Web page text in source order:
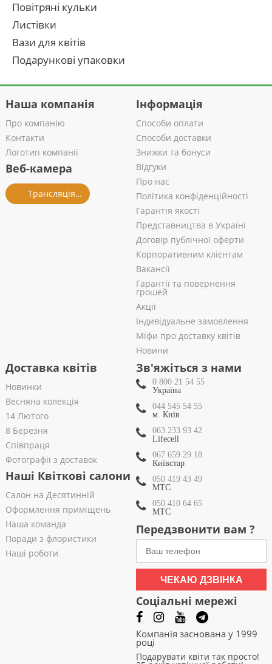
Повітряні кульки
Листівки
Вази для квітів
Подарункові упаковки
Наша компанія
Про компанію
Контакти
Логотип компанії
Веб-камера
Трансляція із салону
Інформація
Способи оплати
Способи доставки
Знижки та бонуси
Відгуки
Про нас
Політика конфіденційності
Гарантія якості
Представництва в Україні
Договір публічної оферти
Корпоративним клієнтам
Вакансії
Гарантії та повернення
грошей
Акції
Індивідуальне замовлення
Міфи про доставку квітів
Новини
Доставка квітів
Новинки
Весняна колекція
14 Лютого
8 Березня
Співпраця
Фотографії з доставок
Наші Квіткові салони
Салон на Десятинній
Оформлення приміщень
Наша команда
Поради з флористики
Наші роботи
Зв'яжіться з нами
0 800 21 54 55
Україна
044 545 54 55
м. Київ
063 233 93 42
Lifecell
067 659 29 18
Київстар
050 419 43 49
МТС
050 410 64 65
МТС
Передзвонити вам ?
ЧЕКАЮ ДЗВІНКА
Соціальні мережі
Компанія заснована у 1999
році
Подарувати квіти так просто!